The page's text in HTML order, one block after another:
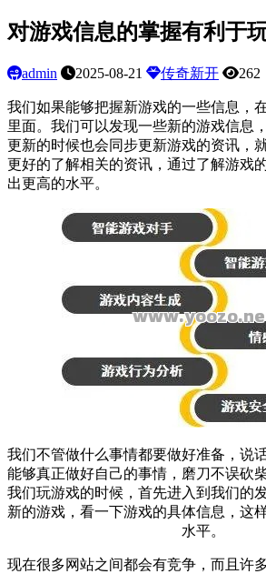
对游戏信息的掌握有利于
admin 2025-08-21 传奇新开 262
我们如果能够把握新游戏的一些信息，
里面。我们可以发现一些新的游戏信息
更新的时候也会同步更新游戏的资讯，
更好的了解相关的资讯，通过了解游戏
出更高的水平。
我们不管做什么事情都要做好准备，说
能够真正做好自己的事情，磨刀不误砍
我们玩游戏的时候，首先进入到我们的
新的游戏，看一下游戏的具体信息，这
水平。
现在很多网站之间都会有竞争，而且许